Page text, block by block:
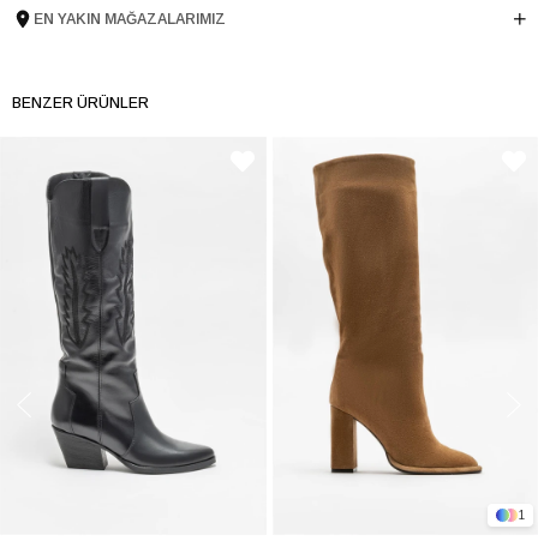
Menşei TURKIYE
EN YAKIN MAĞAZALARIMIZ
BENZER ÜRÜNLER
1